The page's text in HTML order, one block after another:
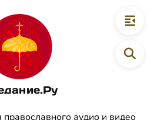
аудио и видео